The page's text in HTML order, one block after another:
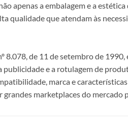
apenas a embalagem e a
qualidade que atendam às
8.078, de 11 de setembro de
publicidade e a rotulagem de
marca e
grandes marketplaces do